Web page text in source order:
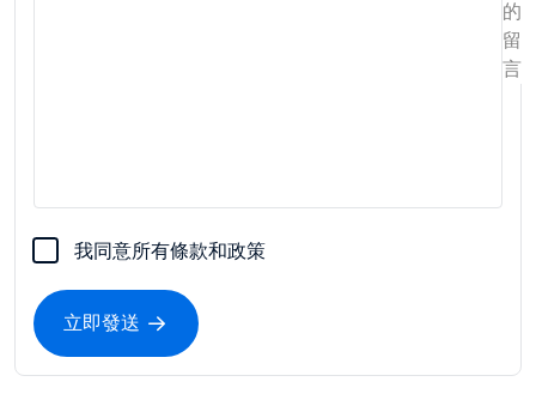
的
留
言
我同意所有條款和政策
立即發送